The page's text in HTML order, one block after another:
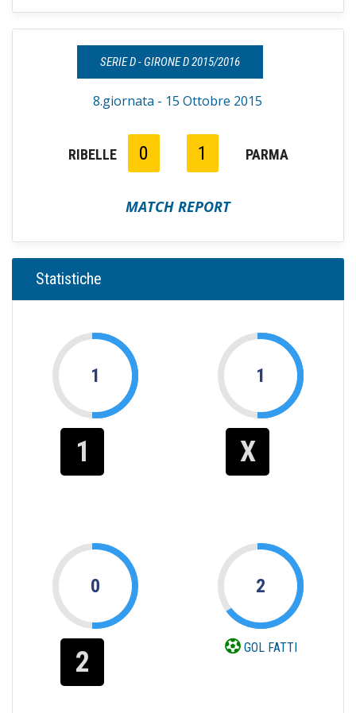
SERIE D - GIRONE D 2015/2016
8.giornata - 15 Ottobre 2015
RIBELLE 0 1 PARMA
MATCH REPORT
Statistiche
1
1
1
X
0
2
2
GOL FATTI